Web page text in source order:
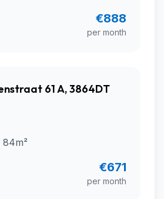
€888
per month
61 A, 3864DT
84m²
€671
per month